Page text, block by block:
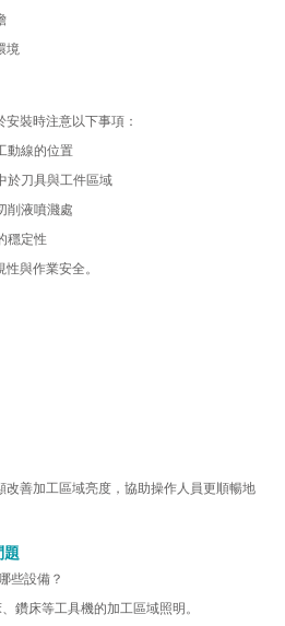
境
裝時注意以下事項：
動線的位置
於刀具與工件區域
削液噴濺處
穩定性
與作業安全。
改善加工區域亮度，協助操作人員更順暢地
題
些設備？
鑽床等工具機的加工區域照明。